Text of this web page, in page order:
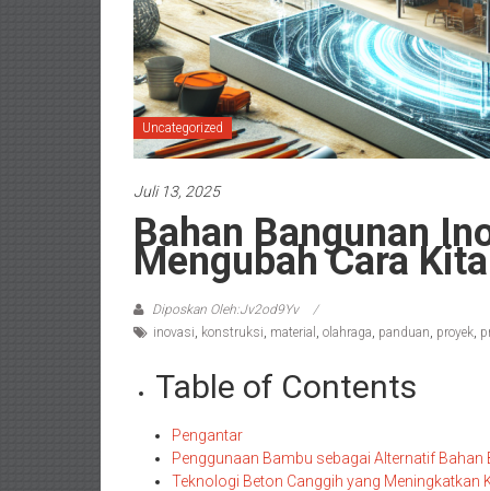
Uncategorized
Juli 13, 2025
Bahan Bangunan
Mengubah Cara
Diposkan Oleh:Jv2od9Yv
inovasi, konstruksi, material , olahraga, panduan, proyek,
Table of Contents
Pengantar
Penggunaan Bambu sebagai Alternatif Bahan
Teknologi Beton Canggih yang Meningkatkan